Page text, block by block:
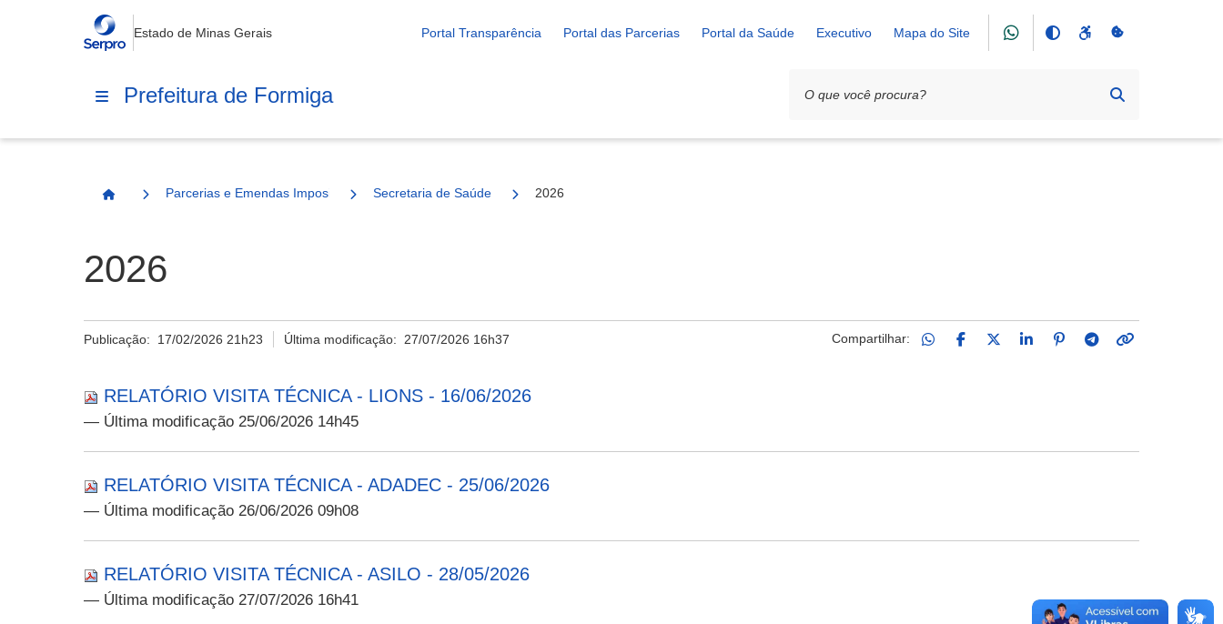
Estado de Minas Gerais Portal Transparência Portal das Parcerias Portal da Saúde Executivo Mapa do Site
Prefeitura de Formiga
Página Inicial
Parcerias e Emendas Impositivas MunicipaisSecretaria de Saúde 2026
2026
Publicação: 17/02/2026 21h23 Última modificação: 27/07/2026 16h37 Compartilhar:
RELATÓRIO VISITA TÉCNICA - LIONS - 16/06/2026
— Última modificação 25/06/2026 14h45
RELATÓRIO VISITA TÉCNICA - ADADEC - 25/06/2026
— Última modificação 26/06/2026 09h08
RELATÓRIO VISITA TÉCNICA - ASILO - 28/05/2026
— Última modificação 27/07/2026 16h41